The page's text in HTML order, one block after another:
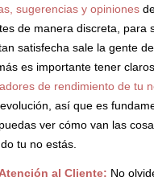
sugerencias y opiniones
de manera discreta, para
satisfecha sale la gente
es importante tener
de rendimiento de tu
así que es
ver cómo van las
tu no estás.
al Cliente: No